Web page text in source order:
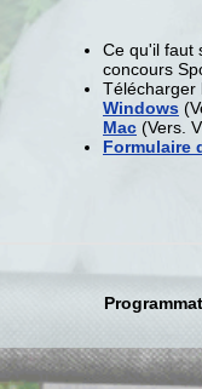
Ce qu'il faut
concours
Télécharger
Windows
Mac (Vers.
Formulaire